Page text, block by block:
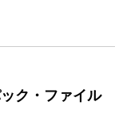
ク・ファイル